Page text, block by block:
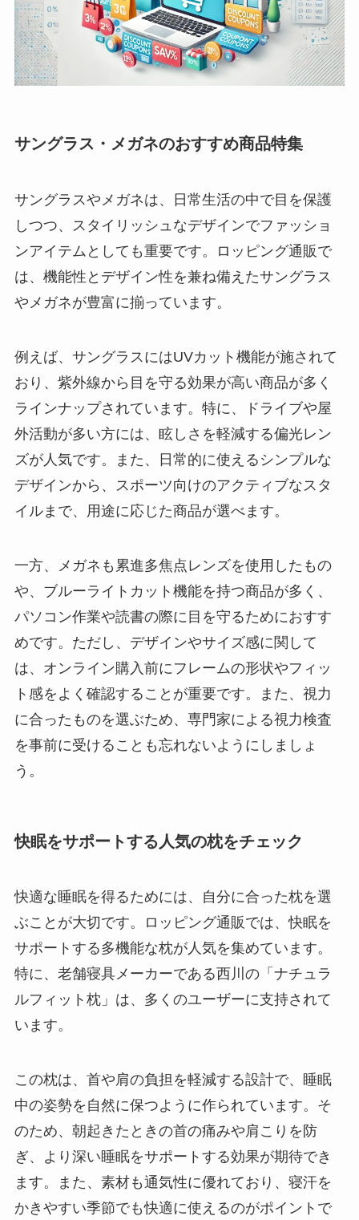
サングラス・メガネのおすすめ商品特集
サングラスやメガネは、日常生活の中で目を保護
しつつ、スタイリッシュなデザインでファッショ
ンアイテムとしても重要です。ロッピング通販で
は、機能性とデザイン性を兼ね備えたサングラス
やメガネが豊富に揃っています。
例えば、サングラスにはUVカット機能が施されて
おり、紫外線から目を守る効果が高い商品が多く
ラインナップされています。特に、ドライブや屋
外活動が多い方には、眩しさを軽減する偏光レン
ズが人気です。また、日常的に使えるシンプルな
デザインから、スポーツ向けのアクティブなスタ
イルまで、用途に応じた商品が選べます。
一方、メガネも累進多焦点レンズを使用したもの
や、ブルーライトカット機能を持つ商品が多く、
パソコン作業や読書の際に目を守るためにおすす
めです。ただし、デザインやサイズ感に関して
は、オンライン購入前にフレームの形状やフィッ
ト感をよく確認することが重要です。また、視力
に合ったものを選ぶため、専門家による視力検査
を事前に受けることも忘れないようにしましょ
う。
快眠をサポートする人気の枕をチェック
快適な睡眠を得るためには、自分に合った枕を選
ぶことが大切です。ロッピング通販では、快眠を
サポートする多機能な枕が人気を集めています。
特に、老舗寝具メーカーである西川の「ナチュラ
ルフィット枕」は、多くのユーザーに支持されて
います。
この枕は、首や肩の負担を軽減する設計で、睡眠
中の姿勢を自然に保つように作られています。そ
のため、朝起きたときの首の痛みや肩こりを防
ぎ、より深い睡眠をサポートする効果が期待でき
ます。また、素材も通気性に優れており、寝汗を
かきやすい季節でも快適に使えるのがポイントで